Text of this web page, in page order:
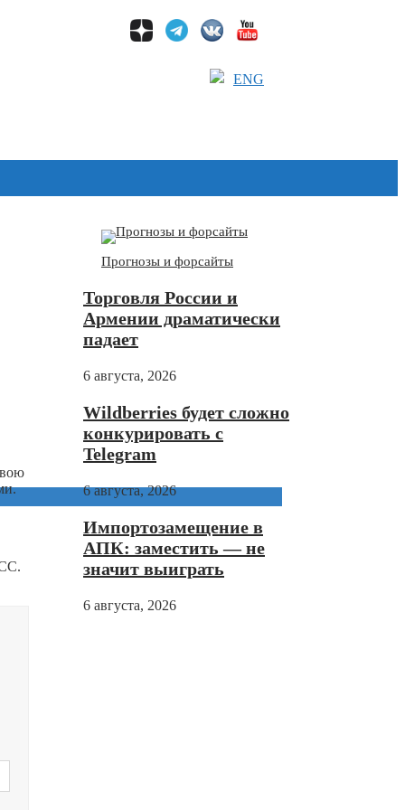
ENG
Прогнозы и форсайты
Торговля России и
Армении драматически
падает
6 августа, 2026
Wildberries будет сложно
конкурировать с
Telegram
6 августа, 2026
Импортозамещение в
АПК: заместить — не
значит выиграть
6 августа, 2026